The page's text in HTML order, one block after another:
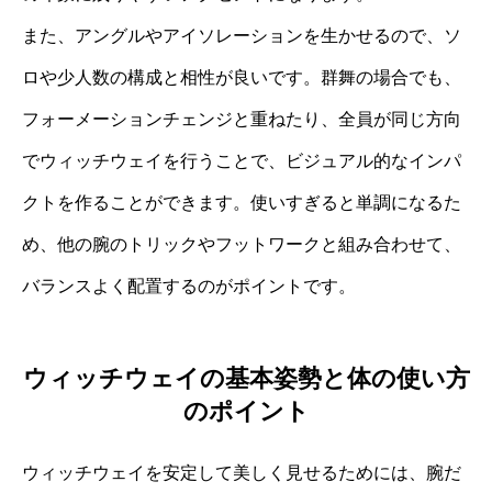
また、アングルやアイソレーションを生かせるので、ソ
ロや少人数の構成と相性が良いです。群舞の場合でも、
フォーメーションチェンジと重ねたり、全員が同じ方向
でウィッチウェイを行うことで、ビジュアル的なインパ
クトを作ることができます。使いすぎると単調になるた
め、他の腕のトリックやフットワークと組み合わせて、
バランスよく配置するのがポイントです。
ウィッチウェイの基本姿勢と体の使い方
のポイント
ウィッチウェイを安定して美しく見せるためには、腕だ